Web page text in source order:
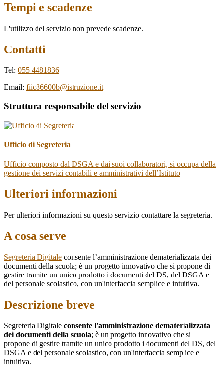
Tempi e scadenze
L'utilizzo del servizio non prevede scadenze.
Contatti
Tel: 055 4481836
Email: fiic86600b@istruzione.it
Struttura responsabile del servizio
Ufficio di Segreteria
Ufficio composto dal DSGA e dai suoi collaboratori, si occupa della
gestione dei servizi contabili e amministrativi dell’Istituto
Ulteriori informazioni
Per ulteriori informazioni su questo servizio contattare la segreteria.
A cosa serve
Segreteria Digitale consente l’amministrazione dematerializzata dei
documenti della scuola; è un progetto innovativo che si propone di
gestire tramite un unico prodotto i documenti del DS, del DSGA e
del personale scolastico, con un'interfaccia semplice e intuitiva.
Descrizione breve
Segreteria Digitale consente l'amministrazione dematerializzata
dei documenti della scuola; è un progetto innovativo che si
propone di gestire tramite un unico prodotto i documenti del DS, del
DSGA e del personale scolastico, con un'interfaccia semplice e
intuitiva.